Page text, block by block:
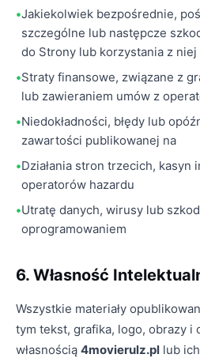
Jakiekolwiek bezpośrednie,
szczególne lub następcze
do Strony lub korzystania z niej
Straty finansowe, związane z
lub zawieraniem umów z
Niedokładności, błędy lub
zawartości publikowanej na
Działania stron trzecich,
operatorów hazardu
Utratę danych, wirusy lub
oprogramowaniem
6. Własność
Wszystkie materiały
tym tekst, grafika, logo, obrazy i
własnością 4movierulz.pl lub